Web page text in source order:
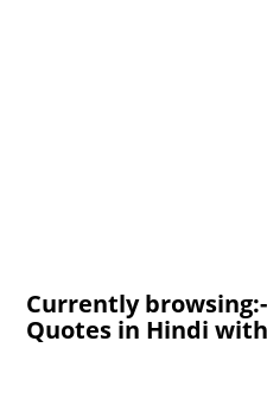
Currently
Quotes in Hindi